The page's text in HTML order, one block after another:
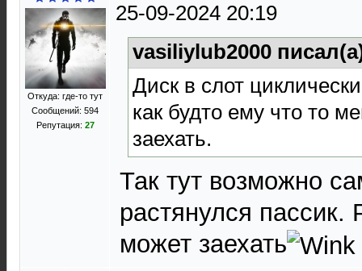
Откуда: где-то тут
Сообщений: 594
Репутация: 27
25-09-2024 20:19
vasiliylub2000
Диск в слот
как будто ему что то
заехать.
Так тут возможно
растянулся пассик.
может заехать